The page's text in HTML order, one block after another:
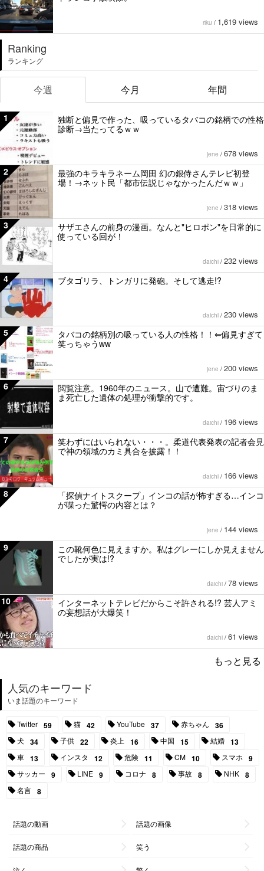
riku / 1,619 views
Ranking
ランキング
今週 今月 年間
1
独断と偏見で作った、吸っているタバコの銘柄での性格
診断→当たってるｗｗ
jene / 678 views
2
最強のキラキラネーム岡田 幻の銀侍さんテレビ初登
場！→ネット民「都市伝説じゃなかったんだｗｗ」
jene / 318 views
3
サザエさんの前身の漫画。なんと"ヒロポン"を日常的に
使っている回が！
daichi / 232 views
4 ブタゴリラ、トンガリに発砲。そして逃走!?
daichi / 230 views
5
タバコの銘柄別の吸っている人の性格！！⇐偏見すぎて
笑っちゃうww
jene / 200 views
6
閲覧注意。1960年のニュース。山で遭難。宙づりのま
ま死亡した遺体の処理が衝撃的です。
daichi / 196 views
7
笑わずにはいられない・・・。柔道代表発表の記者会見
で神の領域のカミ具合を披露！！
daichi / 166 views
8
「探偵ナイトスクープ」インコの話が怖すぎる…インコ
が喋った驚愕の内容とは？
jene / 144 views
9
この靴何色に見えますか。私はグレーにしか見えません
でしたが実は!?
daichi / 78 views
10
インターネットテレビだからこそ許される!? 芸人アミ
の妄想話が大爆笑！
daichi / 61 views
もっと見る
人気のキーワード
いま話題のキーワード
Twitter 59 猫 42 YouTube 37 赤ちゃん 36
犬 34 子供 22 炎上 16 中国 15 結婚 13
車 13 インスタ 12 危険 11 CM 10 スマホ 9
サッカー 9 LINE 9 コロナ 8 事故 8 NHK 8
名言 8
話題の動画 話題の画像
話題の商品 笑う